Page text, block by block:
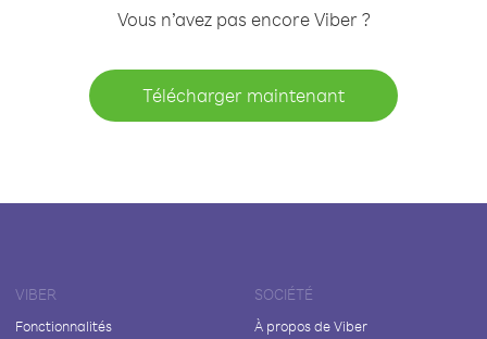
Vous n’avez pas encore Viber ?
Télécharger maintenant
VIBER
Fonctionnalités
SOCIÉTÉ
À propos de Viber